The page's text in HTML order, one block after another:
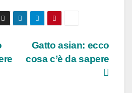
Gatto asian: ecco
cosa c’è da sapere